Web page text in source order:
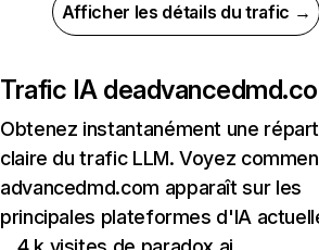
Afficher les détails du trafic →
Trafic IA de
Obtenez instantanément une
claire du trafic LLM. Voyez
advancedmd.com apparaît sur les
principales plateformes d'IA